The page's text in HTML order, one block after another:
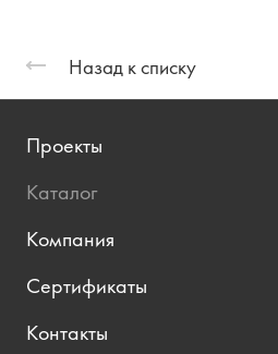
Назад к списку
Проекты
Каталог
Компания
Сертификаты
Контакты